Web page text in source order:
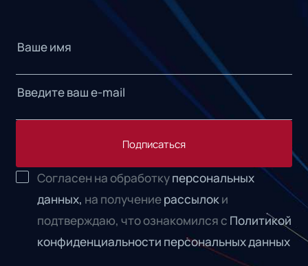
Подписаться
Согласен на обработкуперсональных
данных, на получениерассылоки
подтверждаю, что ознакомился с Политикой
конфиденциальности персональных данных